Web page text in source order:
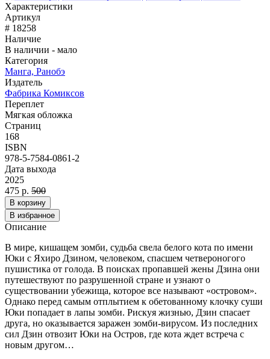
Характеристики
Артикул
# 18258
Наличие
В наличии - мало
Категория
Манга, Ранобэ
Издатель
Фабрика Комиксов
Переплет
Мягкая обложка
Страниц
168
ISBN
978-5-7584-0861-2
Дата выхода
2025
475 р. 500
В корзину
В избранное
Описание
В мире, кишащем зомби, судьба свела белого кота по имени
Юки с Яхиро Дзином, человеком, спасшем четвероногого
пушистика от голода. В поисках пропавшей жены Дзина они
путешествуют по разрушенной стране и узнают о
существовании убежища, которое все называют «островом».
Однако перед самым отплытием к обетованному клочку суши
Юки попадает в лапы зомби. Рискуя жизнью, Дзин спасает
друга, но оказывается заражен зомби-вирусом. Из последних
сил Дзин отвозит Юки на Остров, где кота ждет встреча с
новым другом…